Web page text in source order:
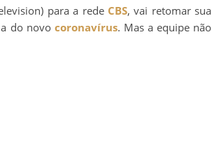
para a rede CBS, vai retomar sua
do novo coronavírus. Mas a equipe não